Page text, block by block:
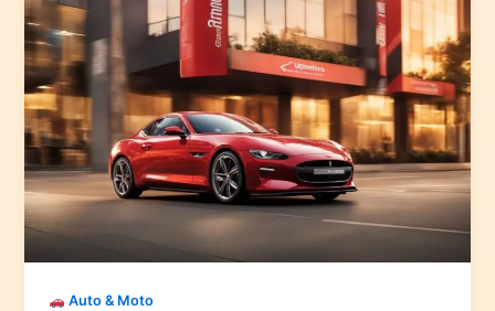
Auto & Moto